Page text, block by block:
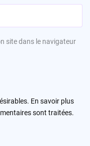
site dans le navigateur
En savoir plus
sont traitées.